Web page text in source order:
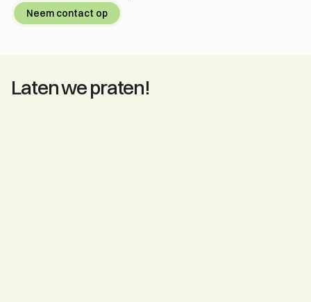
Neem contact op
Laten we praten!